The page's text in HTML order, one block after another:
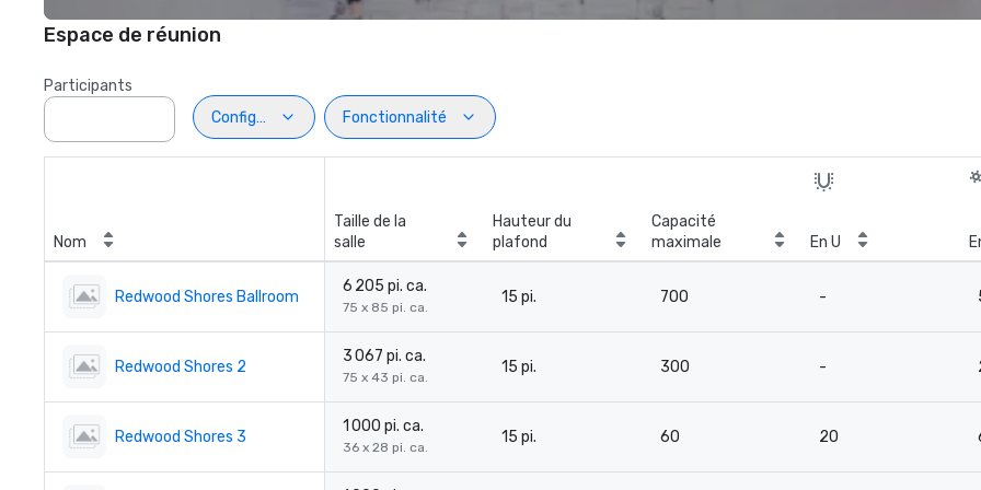
Espace de réunion
Participants
Configuration
Fonctionnalité
Nom
Taille de la
salle
Hauteur du
plafond
Capacité
maximale
En U
Redwood Shores Ballroom
6 205 pi. ca.
75 x 85 pi. ca.
15 pi. 700 -
Redwood Shores 2
3 067 pi. ca.
75 x 43 pi. ca.
15 pi. 300 -
Redwood Shores 3
1 000 pi. ca.
36 x 28 pi. ca.
15 pi. 60 20